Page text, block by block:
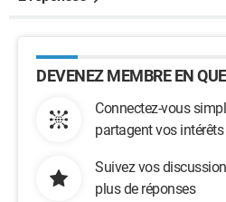
DEVENEZ MEMBRE EN
Connectez-vous
partagent vos intérêts
Suivez vos
plus de réponses